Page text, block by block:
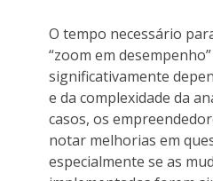
O tempo necessário
“zoom em
significativamente
e da complexidade da
casos, os
notar melhorias em
especialmente se as